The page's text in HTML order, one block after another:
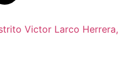
Victor Larco Herrera,